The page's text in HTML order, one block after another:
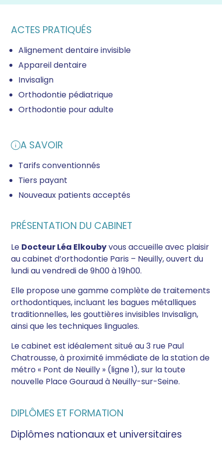
ACTES PRATIQUÉS
Alignement dentaire invisible
Appareil dentaire
Invisalign
Orthodontie pédiatrique
Orthodontie pour adulte
A SAVOIR
Tarifs conventionnés
Tiers payant
Nouveaux patients acceptés
PRÉSENTATION DU CABINET
Le Docteur Léa Elkoubyvous accueille avec plaisir
au cabinet d’orthodontie Paris – Neuilly, ouvert du
lundi au vendredi de 9h00 à 19h00.
Elle propose une gamme complète de traitements
orthodontiques, incluant les bagues métalliques
traditionnelles, les gouttières invisibles Invisalign,
ainsi que les techniques linguales.
Le cabinet est idéalement situé au 3 rue Paul
Chatrousse, à proximité immédiate de la station de
métro « Pont de Neuilly » (ligne 1), sur la toute
nouvelle Place Gouraud à Neuilly-sur-Seine.
DIPLÔMES ET FORMATION
Diplômes nationaux et universitaires